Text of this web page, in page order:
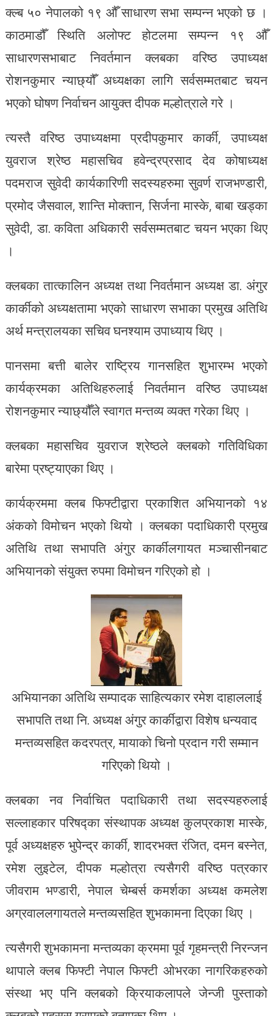
क्ल्ब ५० नेपालको १९ औँ साधारण सभा सम्पन्न भएको छ ।
काठमाडौँ स्थिति अलोफ्ट होटलमा सम्पन्न १९ औँ
साधारणसभाबाट निवर्तमान क्लबका वरिष्ठ उपाध्यक्ष
रोशनकुमार न्याछ्यौँ अध्यक्षका लागि सर्वसम्मतबाट चयन
भएको घोषण निर्वाचन आयुक्त दीपक मल्होत्राले गरे ।
त्यस्तै वरिष्ठ उपाध्यक्षमा प्रदीपकुमार कार्की, उपाध्यक्ष
युवराज श्रेष्ठ महासचिव हवेन्द्रप्रसाद देव कोषाध्यक्ष
पदमराज सुवेदी कार्यकारिणी सदस्यहरुमा सुवर्ण राजभण्डारी,
प्रमोद जैसवाल, शान्ति मोक्तान, सिर्जना मास्के, बाबा खड्का
सुवेदी, डा. कविता अधिकारी सर्वसम्मतबाट चयन भएका थिए
।
क्लबका तात्कालिन अध्यक्ष तथा निवर्तमान अध्यक्ष डा. अंगुर
कार्कीको अध्यक्षतामा भएको साधारण सभाका प्रमुख अतिथि
अर्थ मन्त्रालयका सचिव घनश्याम उपाध्याय थिए ।
पानसमा बत्ती बालेर राष्ट्रिय गानसहित शुभारम्भ भएको
कार्यक्रमका अतिथिहरुलाई निवर्तमान वरिष्ठ उपाध्यक्ष
रोशनकुमार न्याछ्यौँले स्वागत मन्तव्य व्यक्त गरेका थिए ।
क्लबका महासचिव युवराज श्रेष्ठले क्लबको गतिविधिका
बारेमा प्रष्ट्याएका थिए ।
कार्यक्रममा क्लब फिफ्टीद्वारा प्रकाशित अभियानको १४
अंकको विमोचन भएको थियो । क्लबका पदाधिकारी प्रमुख
अतिथि तथा सभापति अंगुर कार्कीलगायत मञ्चासीनबाट
अभियानको संयुक्त रुपमा विमोचन गरिएको हो ।
अभियानका अतिथि सम्पादक साहित्यकार रमेश दाहाललाई
सभापति तथा नि. अध्यक्ष अंगुर कार्कीद्वारा विशेष धन्यवाद
मन्तव्यसहित कदरपत्र, मायाको चिनो प्रदान गरी सम्मान
गरिएको थियो ।
क्लबका नव निर्वाचित पदाधिकारी तथा सदस्यहरुलाई
सल्लाहकार परिषद्का संस्थापक अध्यक्ष कुलप्रकाश मास्के,
पूर्व अध्यक्षहरु भुपेन्द्र कार्की, शादरभक्त रंजित, दमन बस्नेत,
रमेश लुइटेल, दीपक मल्होत्रा त्यसैगरी वरिष्ठ पत्रकार
जीवराम भण्डारी, नेपाल चेम्बर्स कमर्शका अध्यक्ष कमलेश
अग्रवाललगायतले मन्तव्यसहित शुभकामना दिएका थिए ।
त्यसैगरी शुभकामना मन्तव्यका क्रममा पूर्व गृहमन्त्री निरन्जन
थापाले क्लब फिफ्टी नेपाल फिफ्टी ओभरका नागरिकहरुको
संस्था भए पनि क्लबको क्रियाकलापले जेन्जी पुस्ताको